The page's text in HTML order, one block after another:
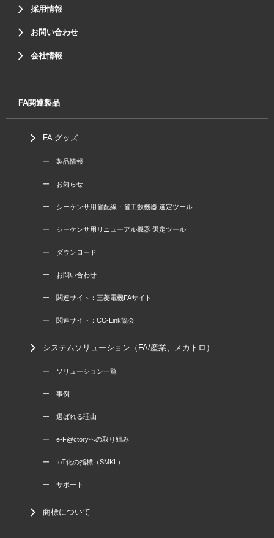
採用情報
お問い合わせ
会社情報
FA関連製品
FA グッズ
ー 製品情報
ー お知らせ
ー シーケンサ用省配線・省工数機器 選定ツール
ー シーケンサ用リニューアル機器 選定ツール
ー ダウンロード
ー お問い合わせ
ー 関連サイト：三菱電機FAサイト
ー 関連サイト：CC-Link協会
システムソリューション（FA/産業、メカトロ）
ー ソリューション一覧
ー 事例
ー 選ばれる理由
ー e-F@ctoryへの取り組み
ー IoT化の指標（SMKL）
ー サポート
商標について